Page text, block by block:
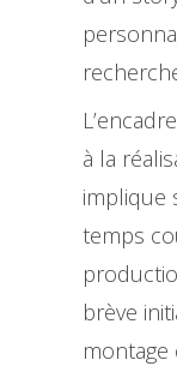
à la
implique
temps
brève